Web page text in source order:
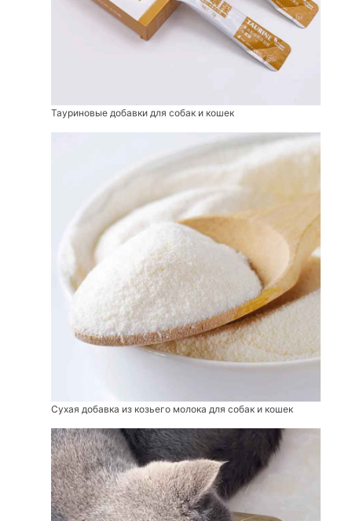
Тауриновые добавки для собак и кошек
Сухая добавка из козьего молока для собак и кошек